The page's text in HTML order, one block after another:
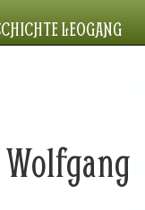
LEOGANG